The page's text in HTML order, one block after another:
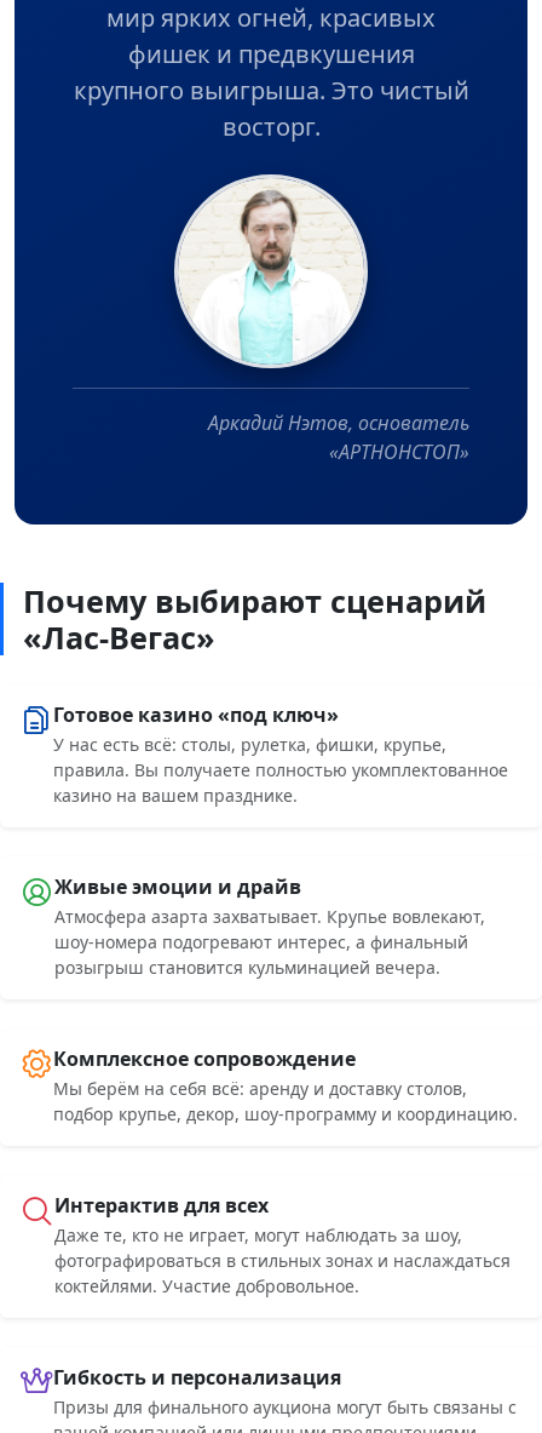
мир ярких огней, красивых
фишек и предвкушения
крупного выигрыша. Это чистый
восторг.
Аркадий Нэтов, основатель
«АРТНОНСТОП»
Почему выбирают сценарий
«Лас-Вегас»
Готовое казино «под ключ»
У нас есть всё: столы, рулетка, фишки, крупье,
правила. Вы получаете полностью укомплектованное
казино на вашем празднике.
Живые эмоции и драйв
Атмосфера азарта захватывает. Крупье вовлекают,
шоу-номера подогревают интерес, а финальный
розыгрыш становится кульминацией вечера.
Комплексное сопровождение
Мы берём на себя всё: аренду и доставку столов,
подбор крупье, декор, шоу-программу и координацию.
Интерактив для всех
Даже те, кто не играет, могут наблюдать за шоу,
фотографироваться в стильных зонах и наслаждаться
коктейлями. Участие добровольное.
Гибкость и персонализация
Призы для финального аукциона могут быть связаны с